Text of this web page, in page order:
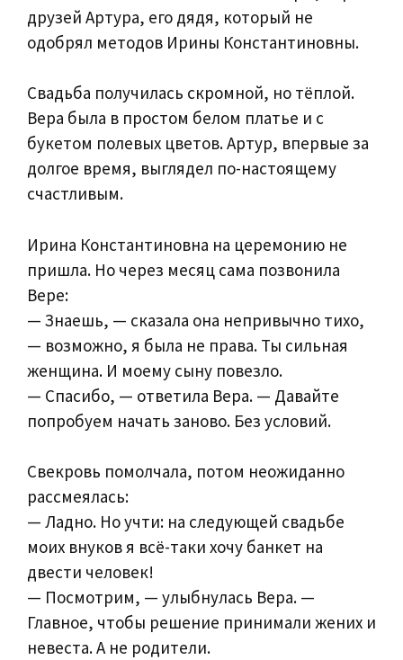
друзей Артура, его дядя, который не
одобрял методов Ирины Константиновны.
Свадьба получилась скромной, но тёплой.
Вера была в простом белом платье и с
букетом полевых цветов. Артур, впервые за
долгое время, выглядел по-настоящему
счастливым.
Ирина Константиновна на церемонию не
пришла. Но через месяц сама позвонила
Вере:
— Знаешь, — сказала она непривычно тихо,
— возможно, я была не права. Ты сильная
женщина. И моему сыну повезло.
— Спасибо, — ответила Вера. — Давайте
попробуем начать заново. Без условий.
Свекровь помолчала, потом неожиданно
рассмеялась:
— Ладно. Но учти: на следующей свадьбе
моих внуков я всё-таки хочу банкет на
двести человек!
— Посмотрим, — улыбнулась Вера. —
Главное, чтобы решение принимали жених и
невеста. А не родители.